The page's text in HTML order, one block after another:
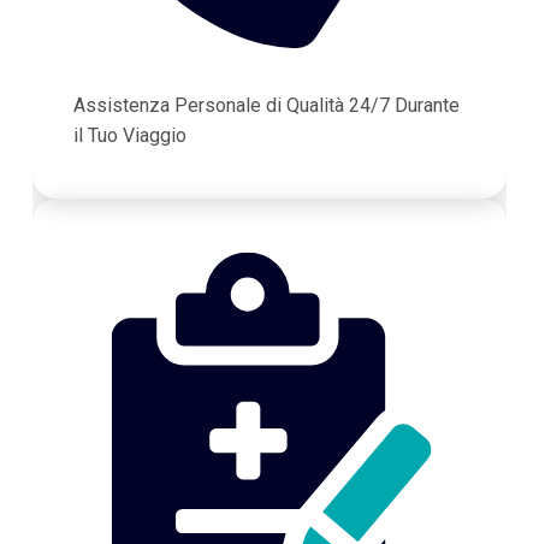
Assistenza Personale di Qualità 24/7 Durante
il Tuo Viaggio